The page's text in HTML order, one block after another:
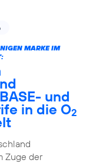
MARKE IM
und
in die O2
Zuge der